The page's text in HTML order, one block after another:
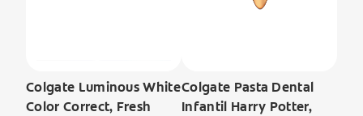
Colgate Luminous White
Color Correct, Fresh
Colgate Pasta Dental
Infantil Harry Potter,